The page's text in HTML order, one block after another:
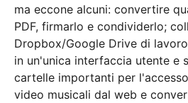
ma eccone alcuni: convertire
PDF, firmarlo e condividerlo;
Dropbox/Google Drive di
in un'unica interfaccia utente e
cartelle importanti per
video musicali dal web e